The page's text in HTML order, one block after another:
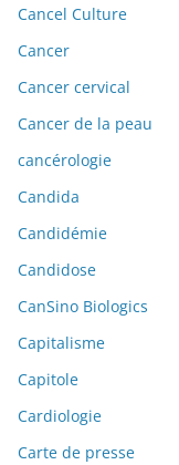
Cancel Culture
Cancer
Cancer cervical
Cancer de la peau
cancérologie
Candida
Candidémie
Candidose
CanSino Biologics
Capitalisme
Capitole
Cardiologie
Carte de presse